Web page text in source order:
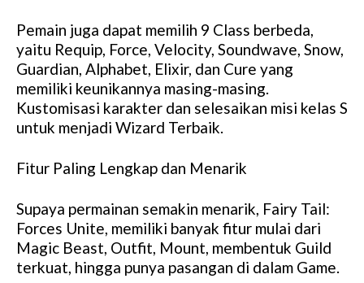
Pemain juga dapat memilih 9 Class berbeda,
yaitu Requip, Force, Velocity, Soundwave, Snow,
Guardian, Alphabet, Elixir, dan Cure yang
memiliki keunikannya masing-masing.
Kustomisasi karakter dan selesaikan misi kelas S
untuk menjadi Wizard Terbaik.
Fitur Paling Lengkap dan Menarik
Supaya permainan semakin menarik, Fairy Tail:
Forces Unite, memiliki banyak fitur mulai dari
Magic Beast, Outfit, Mount, membentuk Guild
terkuat, hingga punya pasangan di dalam Game.